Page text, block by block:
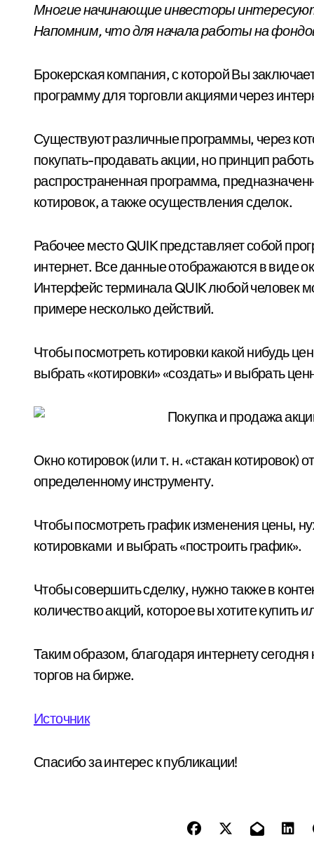
Многие начинающие инвесторы интересуются, как происходит торговля через интернет.
Напомним, что для начала работы на
Брокерская компания, с которой Вы
программу для торговли акциями через
Существуют различные программы, через
покупать-продавать акции, но принцип
распространенная программа,
котировок, а также осуществления сделок.
Рабочее место QUIK представляет собой
интернет. Все данные отображаются в виде
Интерфейс терминала QUIK любой человек
примере несколько действий.
Чтобы посмотреть котировки какой нибудь
выбрать «котировки» «создать» и выбрать
Окно котировок (или т. н. «стакан
определенному инструменту.
Чтобы посмотреть график изменения цены,
котировками и выбрать «построить график».
Чтобы совершить сделку, нужно также в
количество акций, которое вы хотите купить
Таким образом, благодаря интернету
торгов на бирже.
Источник
Спасибо за интерес к публикации!